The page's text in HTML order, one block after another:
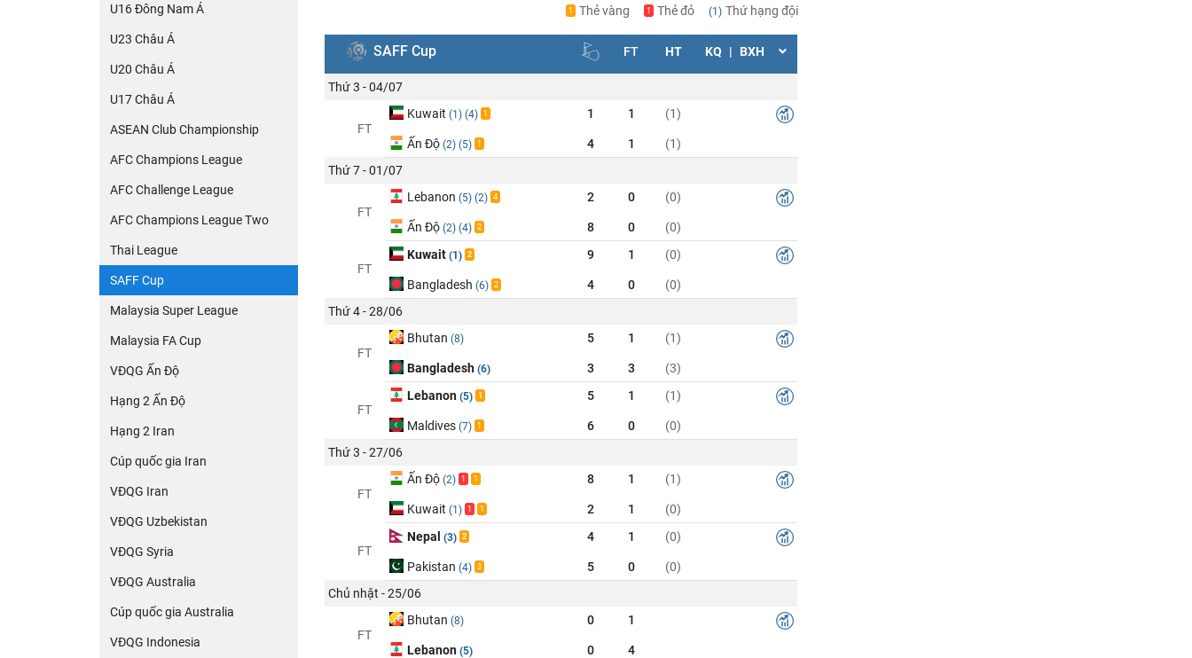
U16 Đông Nam Á
U23 Châu Á
U20 Châu Á
U17 Châu Á
ASEAN Club Championship
AFC Champions League
AFC Challenge League
AFC Champions League Two
Thai League
SAFF Cup
Malaysia Super League
Malaysia FA Cup
VĐQG Ấn Độ
Hạng 2 Ấn Độ
Hạng 2 Iran
Cúp quốc gia Iran
VĐQG Iran
VĐQG Uzbekistan
VĐQG Syria
VĐQG Australia
Cúp quốc gia Australia
VĐQG Indonesia
1 Thẻ vàng 1 Thẻ đỏ (1) Thứ hạng đội
SAFF Cup FT HT KQ | BXH
Thứ 3 - 04/07
FT
Kuwait (1) (4) 1 1 1 (1)
Ấn Độ (2) (5) 1 4 1
(1)
Thứ 7 - 01/07
FT
Lebanon (5) (2) 4 2 0 (0)
Ấn Độ (2) (4) 2 8 0 (0)
FT
Kuwait (1) 2 9 1 (0)
Bangladesh (6) 2 4 0
(0)
Thứ 4 - 28/06
FT
Bhutan (8) 5 1 (1)
Bangladesh (6) 3 3 (3)
FT
Lebanon (5) 1 5 1 (1)
Maldives (7) 1 6 0
(0)
Thứ 3 - 27/06
FT
Ấn Độ (2) 1 1 8 1 (1)
Kuwait (1) 1 1 2 1 (0)
FT
Nepal (3) 2 4 1 (0)
Pakistan (4) 3 5 0
(0)
Chủ nhật - 25/06
FT
Bhutan (8) 0 1
Lebanon (5) 0 4